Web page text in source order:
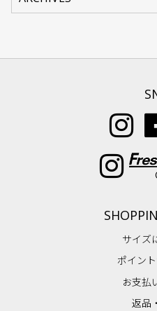
サイズ
ポイン
お支払
返品